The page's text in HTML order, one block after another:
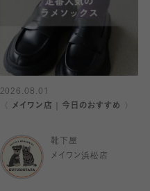
2026.08.01
〈 メイワン店｜今日のおすすめ 〉
靴下屋
メイワン浜松店